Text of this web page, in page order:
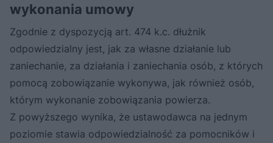
wykonania umowy
Zgodnie z dyspozycją art. 474 k.c. dłużnik
odpowiedzialny jest, jak za własne działanie lub
zaniechanie, za działania i zaniechania osób, z których
pomocą zobowiązanie wykonywa, jak również osób,
którym wykonanie zobowiązania powierza.
Z powyższego wynika, że ustawodawca na jednym
poziomie stawia odpowiedzialność za pomocników i